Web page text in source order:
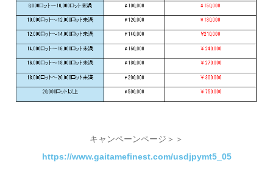
キャンペーンページ＞＞
https://www.gaitamefinest.com/usdjpymt5_05